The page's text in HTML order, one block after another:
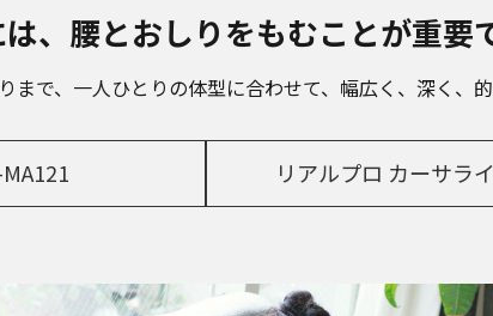
、腰とおしりをもむことが重要
まで、一人ひとりの体型に合わせて、幅広く、深く、
リアルプロ カーサラ